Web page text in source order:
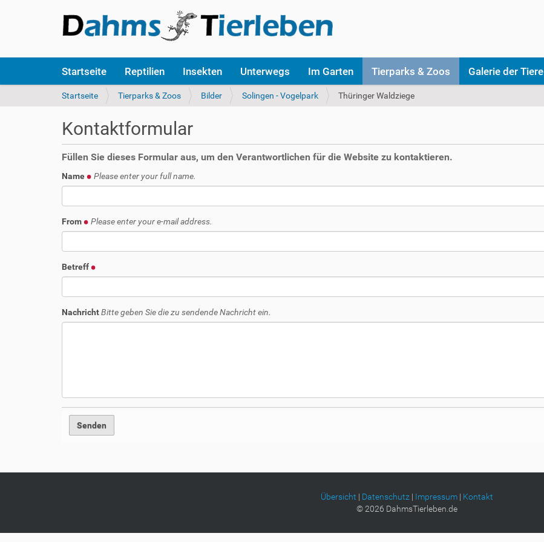
k
Startseite Reptilien Insekten Unterwegs Im Garten Tierparks & Zoos Galerie der Tiere
S
s
i
n
h
e
Startseite Tierparks & Zoos Bilder Solingen - Vogelpark Thüringer Waldziege
Kontaktformular
Füllen Sie dieses Formular aus, um den Verantwortlichen für die Website zu kontaktieren.
Name Please enter your full name.
From Please enter your e-mail address.
Betreff
NachrichtBitte geben Sie die zu sendende Nachricht ein.
Übersicht | Datenschutz | Impressum| Kontakt
©2026 DahmsTierleben.de